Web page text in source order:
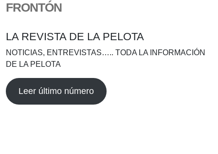
FRONTÓN
LA REVISTA DE LA PELOTA
NOTICIAS, ENTREVISTAS….. TODA LA INFORMACIÓN
DE LA PELOTA
Leer último número